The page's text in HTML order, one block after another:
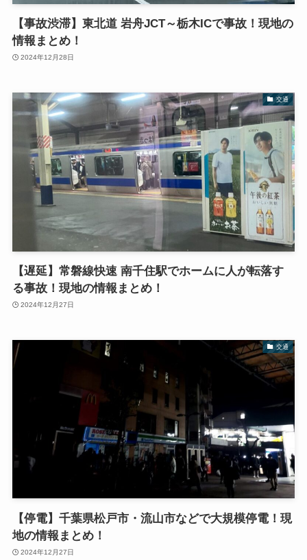
【事故渋滞】東北道 岩舟JCT～栃木ICで事故！現地の
情報まとめ！
2024年12月28日
交通
【遅延】常磐線快速 南千住駅でホームに人が転落す
る事故！現地の情報まとめ！
2024年12月27日
交通
【停電】千葉県松戸市・流山市などで大規模停電！現
地の情報まとめ！
2024年12月27日